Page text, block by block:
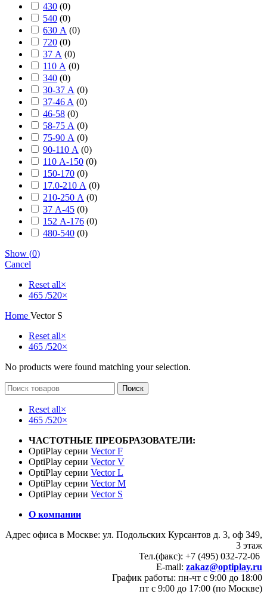
430 (0)
540 (0)
630 А (0)
720 (0)
37 А (0)
110 А (0)
340 (0)
30-37 А (0)
37-46 A (0)
46-58 (0)
58-75 А (0)
75-90 А (0)
90-110 А (0)
110 А-150 (0)
150-170 (0)
17.0-210 А (0)
210-250 А (0)
37 А-45 (0)
152 А-176 (0)
480-540 (0)
Show (0)
Cancel
Reset all×
465 /520×
Home Vector S
Reset all×
465 /520×
No products were found matching your selection.
Поиск
Reset all×
465 /520×
ЧАСТОТНЫЕ ПРЕОБРАЗОВАТЕЛИ:
OptiPlay серии Vector F
OptiPlay серии Vector V
OptiPlay серии Vector L
OptiPlay серии Vector M
OptiPlay серии Vector S
О компании
Адрес офиса в Москве: ул. Подольских Курсантов д. 3, оф 349,
3 этаж
Тел.(факс): +7 (495) 032-72-06
E-mail: zakaz@optiplay.ru
График работы: пн-чт с 9:00 до 18:00
пт с 9:00 до 17:00 (по Москве)